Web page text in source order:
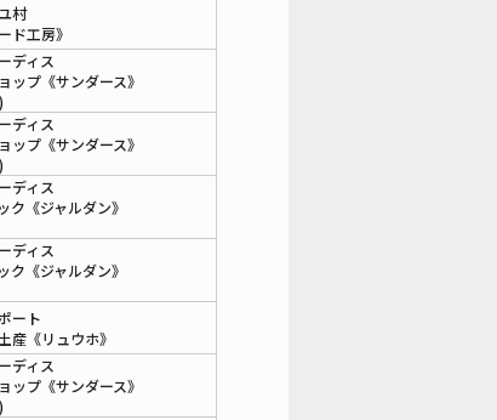
村
ド工房》
ディス
ップ《サンダース》
ディス
ップ《サンダース》
ディス
ク《ジャルダン》
ディス
ク《ジャルダン》
ート
産《リュウホ》
ディス
ップ《サンダース》